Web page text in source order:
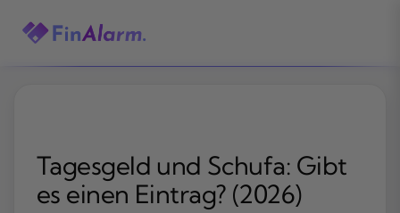
Inhalt
Tagesgeld und Schufa: Gibt
es einen Eintrag? (2026)